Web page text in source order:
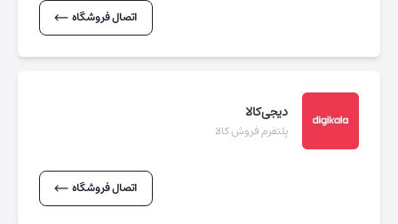
اتصال فروشگاه
دیجی‌کالا
پلتفرم فروش کالا
اتصال فروشگاه